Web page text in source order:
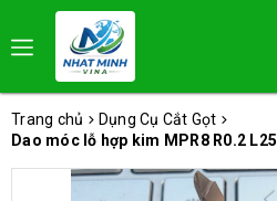
Trang chủ
Dụng Cụ Cắt Gọt
Dao móc lỗ hợp kim MPR8 R0.2 L25